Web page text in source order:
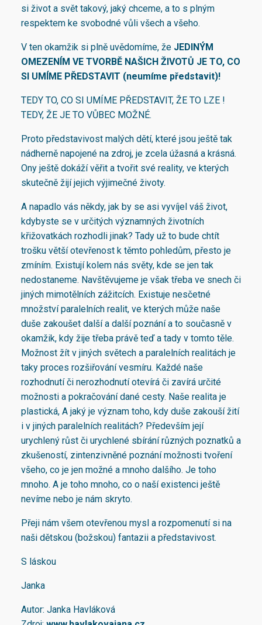
si život a svět takový, jaký chceme, a to s plným
respektem ke svobodné vůli všech a všeho.
V ten okamžik si plně uvědomíme, že JEDINÝM
OMEZENÍM VE TVORBĚ NAŠICH ŽIVOTŮ JE TO, CO
SI UMÍME PŘEDSTAVIT (neumíme představit)!
TEDY TO, CO SI UMÍME PŘEDSTAVIT, ŽE TO LZE !
TEDY, ŽE JE TO VŮBEC MOŽNÉ.
Proto představivost malých dětí, které jsou ještě tak
nádherně napojené na zdroj, je zcela úžasná a krásná.
Ony ještě dokáží věřit a tvořit své reality, ve kterých
skutečně žijí jejich výjimečné životy.
A napadlo vás někdy, jak by se asi vyvíjel váš život,
kdybyste se v určitých významných životních
křižovatkách rozhodli jinak? Tady už to bude chtít
trošku větší otevřenost k těmto pohledům, přesto je
zmíním. Existují kolem nás světy, kde se jen tak
nedostaneme. Navštěvujeme je však třeba ve snech či
jiných mimotělních zážitcích. Existuje nesčetné
množství paralelních realit, ve kterých může naše
duše zakoušet další a další poznání a to současně v
okamžik, kdy žije třeba právě teď a tady v tomto těle.
Možnost žít v jiných světech a paralelních realitách je
taky proces rozšiřování vesmíru. Každé naše
rozhodnutí či nerozhodnutí otevírá či zavírá určité
možnosti a pokračování dané cesty. Naše realita je
plastická, A jaký je význam toho, kdy duše zakouší žití
i v jiných paralelních realitách? Především její
urychlený růst či urychlené sbírání různých poznatků a
zkušeností, zintenzivněné poznání možnosti tvoření
všeho, co je jen možné a mnoho dalšího. Je toho
mnoho. A je toho mnoho, co o naší existenci ještě
nevíme nebo je nám skryto.
Přeji nám všem otevřenou mysl a rozpomenutí si na
naši dětskou (božskou) fantazii a představivost.
S láskou
Janka
Autor: Janka Havláková